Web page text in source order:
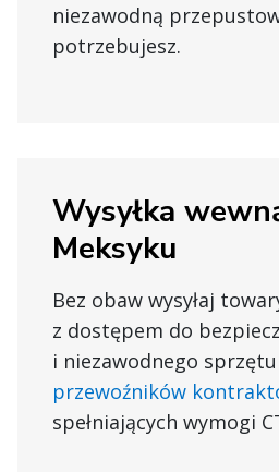
niezawodną
potrzebujesz.
Wysyłka
Meksyku
Bez obaw wysyłaj
z dostępem do
i niezawodnego
przewoźników
spełniających wymogi